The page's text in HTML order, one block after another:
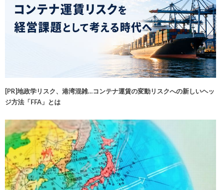
[PR]地政学リスク、港湾混雑…コンテナ運賃の変動リスクへの新しいヘッ
ジ方法「FFA」とは